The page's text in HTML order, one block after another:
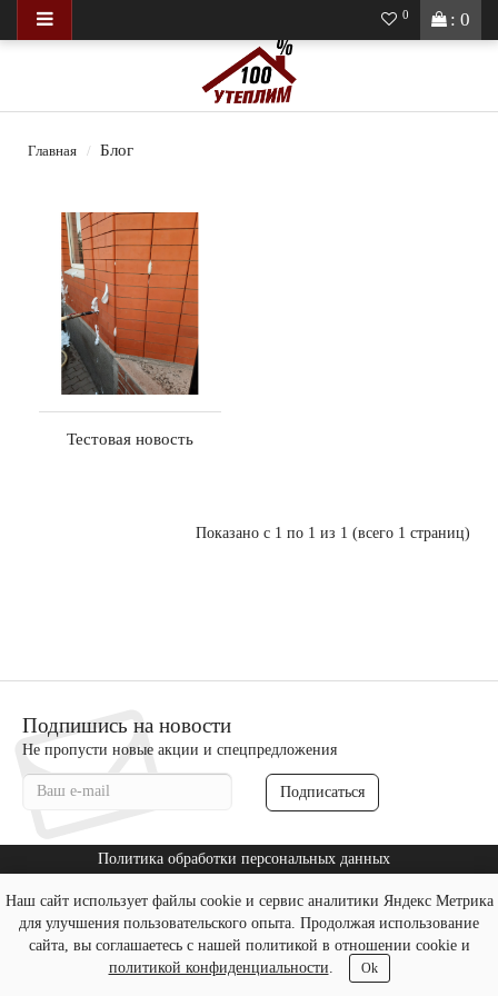
: 0
0
Главная Блог
Тестовая новость
Показано с 1 по 1 из 1 (всего 1 страниц)
Подпишись на новости
Не пропусти новые акции и спецпредложения
Подписаться
Политика обработки персональных данных
Согласие на обработку персональных данных
Политика использования файлов cookies
yteplim.ru - Утеплим © 2026
Наш сайт использует файлы cookie и сервис аналитики Яндекс Метрика
для улучшения пользовательского опыта. Продолжая использование
сайта, вы соглашаетесь с нашей политикой в отношении cookieи
политикой конфиденциальности. Ok